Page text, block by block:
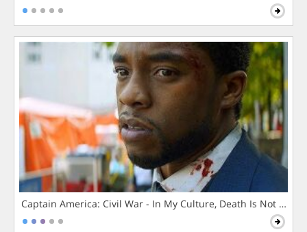
Captain America: Civil War - In My Culture, Death Is Not The